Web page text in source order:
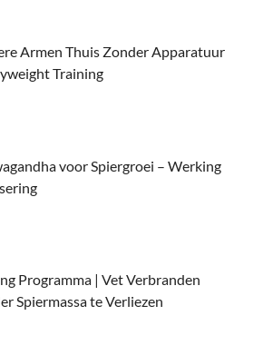
Armen Thuis Zonder Apparatuur
Training
voor Spiergroei – Werking
Programma | Vet Verbranden
Spiermassa te Verliezen